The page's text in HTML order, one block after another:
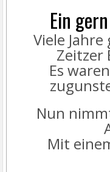
Ein
Viele
Zeitzer
Es
Nun
Mit